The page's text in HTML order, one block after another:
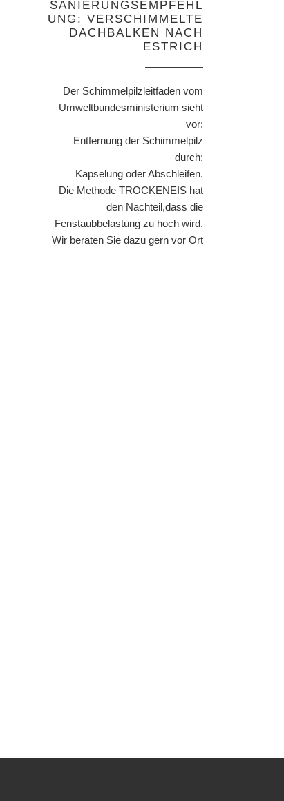
SANIERUNGSEMPFEHL
UNG: VERSCHIMMELTE
DACHBALKEN NACH
ESTRICH
Der Schimmelpilzleitfaden vom
Umweltbundesministerium sieht
vor:
Entfernung der Schimmelpilz
durch:
Kapselung oder Abschleifen.
Die Methode TROCKENEIS hat
den Nachteil,dass die
Fenstaubbelastung zu hoch wird.
Wir beraten Sie dazu gern vor Ort